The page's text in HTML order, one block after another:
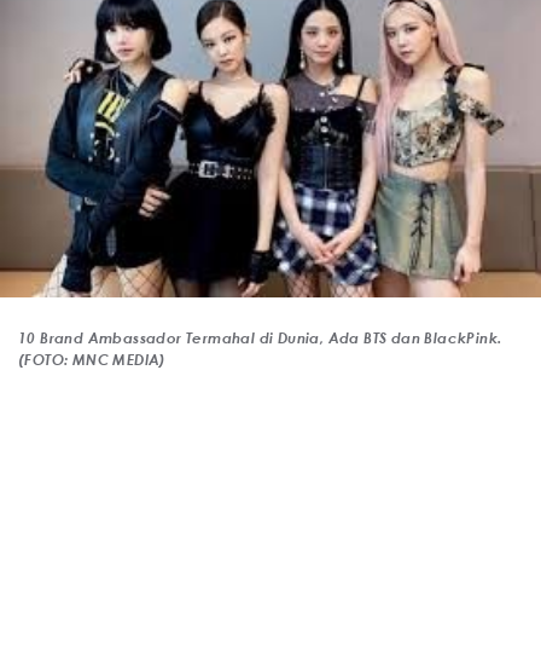
10 Brand Ambassador Termahal di Dunia, Ada BTS dan BlackPink.
(FOTO: MNC MEDIA)